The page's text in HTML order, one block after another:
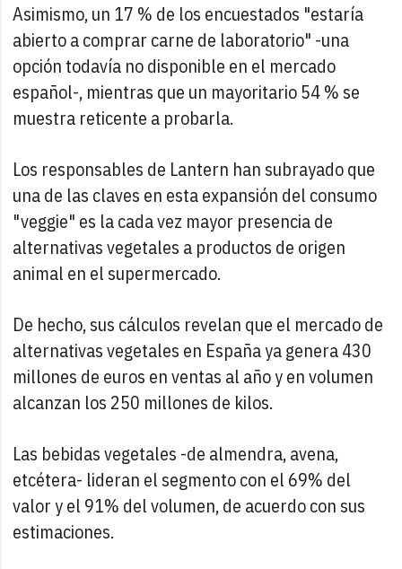
Asimismo, un 17 % de los encuestados "estaría
abierto a comprar carne de laboratorio" -una
opción todavía no disponible en el mercado
español-, mientras que un mayoritario 54 % se
muestra reticente a probarla.
Los responsables de Lantern han subrayado que
una de las claves en esta expansión del consumo
"veggie" es la cada vez mayor presencia de
alternativas vegetales a productos de origen
animal en el supermercado.
De hecho, sus cálculos revelan que el mercado de
alternativas vegetales en España ya genera 430
millones de euros en ventas al año y en volumen
alcanzan los 250 millones de kilos.
Las bebidas vegetales -de almendra, avena,
etcétera- lideran el segmento con el 69% del
valor y el 91% del volumen, de acuerdo con sus
estimaciones.